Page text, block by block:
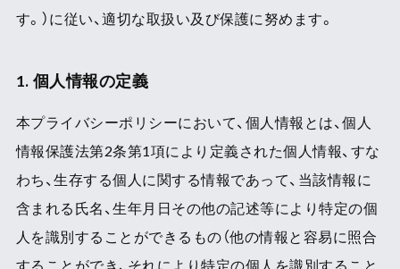
す。）に従い、適切な取扱い及び保護に努めます。
1. 個人情報の定義
本プライバシーポリシーにおいて、個人情報とは、個人
情報保護法第2条第1項により定義された個人情報、すな
わち、生存する個人に関する情報であって、当該情報に
含まれる氏名、生年月日その他の記述等により特定の個
人を識別することができるもの（他の情報と容易に照合
することができ、それにより特定の個人を識別すること